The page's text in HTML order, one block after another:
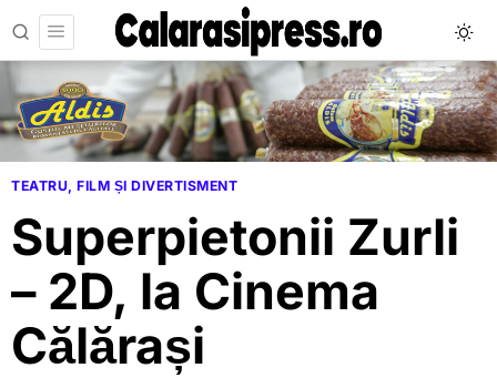
TEATRU, FILM ȘI DIVERTISMENT
Superpietonii Zurli
– 2D, la Cinema
Călărași